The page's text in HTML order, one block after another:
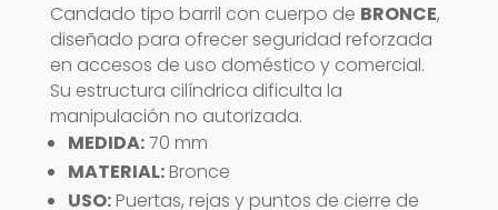
Candado tipo barril con cuerpo de BRONCE,
diseñado para ofrecer seguridad reforzada
en accesos de uso doméstico y comercial.
Su estructura cilíndrica dificulta la
manipulación no autorizada.
MEDIDA:70 mm
MATERIAL:Bronce
USO:Puertas, rejas y puntos de cierre de